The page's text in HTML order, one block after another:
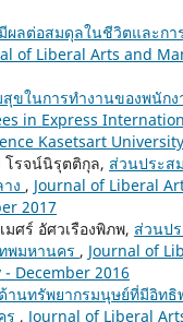
ผลต่อสมดุลในชีวิตและก
of Liberal Arts and
สุขในการทำงานของพนัก
in Express
Kasetsart
รจน์นิรุตติกุล, ส่วนประส
ง , Journal of Liberal
2017
ร์ อัศวเรืองพิภพ, ส่วนป
พมหานคร , Journal of
December 2016
านทรัพยากรมนุษย์ที่มีอิท
ร , Journal of Liberal